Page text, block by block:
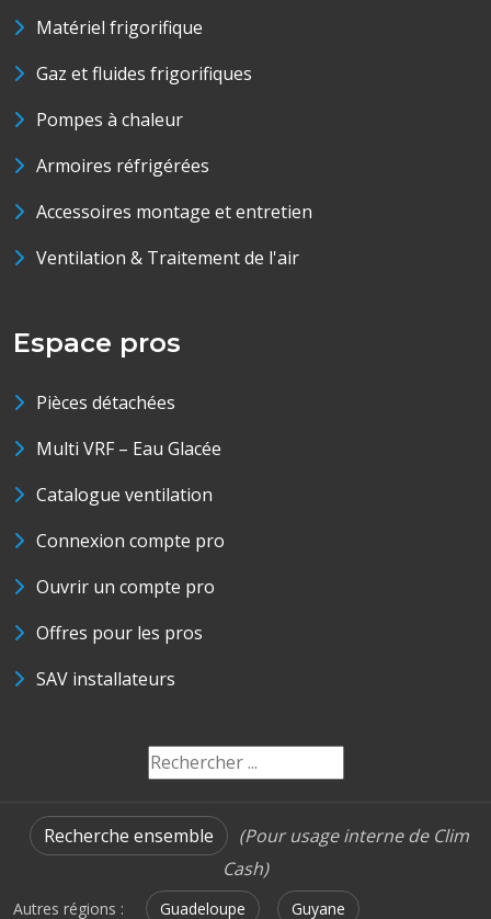
Matériel frigorifique
Gaz et fluides frigorifiques
Pompes à chaleur
Armoires réfrigérées
Accessoires montage et entretien
Ventilation & Traitement de l'air
Espace pros
Pièces détachées
Multi VRF – Eau Glacée
Catalogue ventilation
Connexion compte pro
Ouvrir un compte pro
Offres pour les pros
SAV installateurs
Recherche ensemble
(Pour usage interne de Clim
Cash)
Autres régions : Guadeloupe Guyane